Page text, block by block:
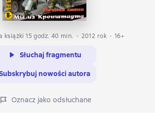
książki 15 godz. 40 min. 2012 rok 16+
Słuchaj fragmentu
nowości autora
Oznacz jako odsłuchane